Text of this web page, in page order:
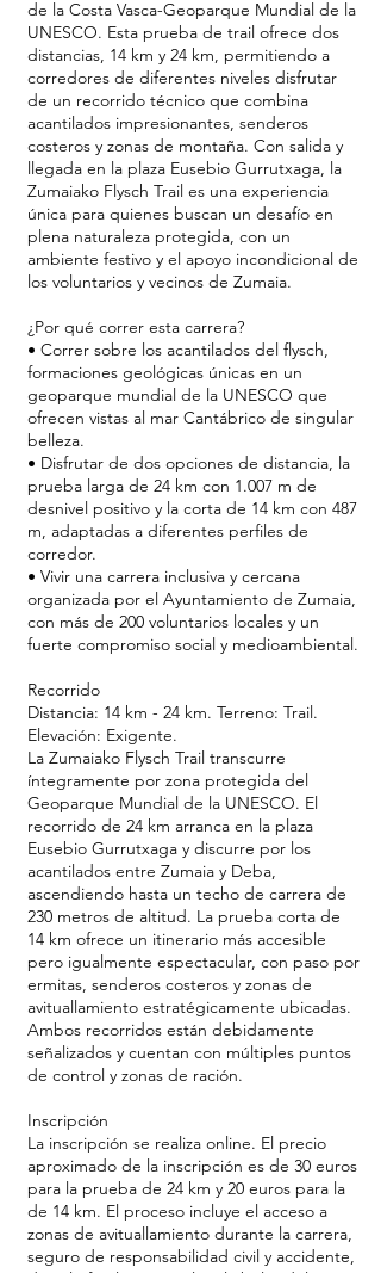
de la Costa Vasca-Geoparque Mundial de la
UNESCO. Esta prueba de trail ofrece dos
distancias, 14 km y 24 km, permitiendo a
corredores de diferentes niveles disfrutar
de un recorrido técnico que combina
acantilados impresionantes, senderos
costeros y zonas de montaña. Con salida y
llegada en la plaza Eusebio Gurrutxaga, la
Zumaiako Flysch Trail es una experiencia
única para quienes buscan un desafío en
plena naturaleza protegida, con un
ambiente festivo y el apoyo incondicional de
los voluntarios y vecinos de Zumaia.
¿Por qué correr esta carrera?
• Correr sobre los acantilados del flysch,
formaciones geológicas únicas en un
geoparque mundial de la UNESCO que
ofrecen vistas al mar Cantábrico de singular
belleza.
• Disfrutar de dos opciones de distancia, la
prueba larga de 24 km con 1.007 m de
desnivel positivo y la corta de 14 km con 487
m, adaptadas a diferentes perfiles de
corredor.
• Vivir una carrera inclusiva y cercana
organizada por el Ayuntamiento de Zumaia,
con más de 200 voluntarios locales y un
fuerte compromiso social y medioambiental.
Recorrido
Distancia: 14 km - 24 km. Terreno: Trail.
Elevación: Exigente.
La Zumaiako Flysch Trail transcurre
íntegramente por zona protegida del
Geoparque Mundial de la UNESCO. El
recorrido de 24 km arranca en la plaza
Eusebio Gurrutxaga y discurre por los
acantilados entre Zumaia y Deba,
ascendiendo hasta un techo de carrera de
230 metros de altitud. La prueba corta de
14 km ofrece un itinerario más accesible
pero igualmente espectacular, con paso por
ermitas, senderos costeros y zonas de
avituallamiento estratégicamente ubicadas.
Ambos recorridos están debidamente
señalizados y cuentan con múltiples puntos
de control y zonas de ración.
Inscripción
La inscripción se realiza online. El precio
aproximado de la inscripción es de 30 euros
para la prueba de 24 km y 20 euros para la
de 14 km. El proceso incluye el acceso a
zonas de avituallamiento durante la carrera,
seguro de responsabilidad civil y accidente,